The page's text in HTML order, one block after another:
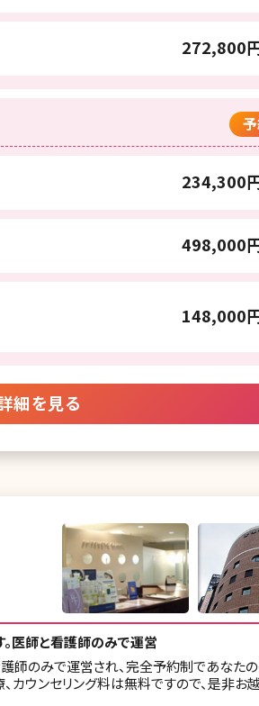
272,800
234,300
498,000
148,000
細を見る
医師と看護師のみで運営
護師のみで運営され、完全予約制であなた
カウンセリング料は無料ですので、是非お